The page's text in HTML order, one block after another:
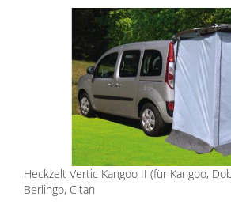
Heckzelt Vertic Kangoo II (für Kangoo,
Berlingo, Citan